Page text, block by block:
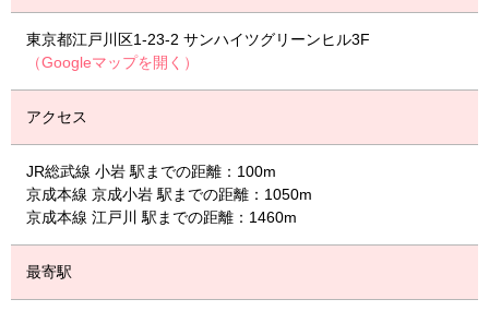
東京都江戸川区1-23-2 サンハイツグリーンヒル3F
（Googleマップを開く）
アクセス
JR総武線 小岩 駅までの距離：100m
京成本線 京成小岩 駅までの距離：1050m
京成本線 江戸川 駅までの距離：1460m
最寄駅